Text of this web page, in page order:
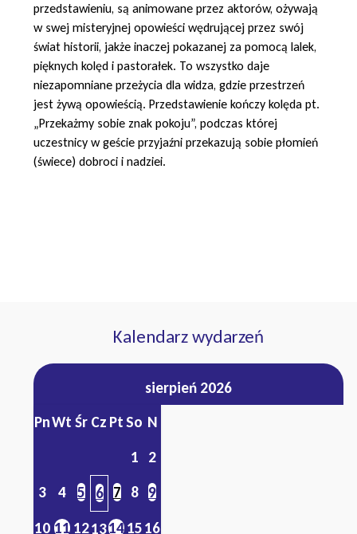
przedstawieniu, są animowane przez aktorów, ożywają
w swej misteryjnej opowieści wędrującej przez swój
świat historii, jakże inaczej pokazanej za pomocą lalek,
pięknych kolęd i pastorałek. To wszystko daje
niezapomniane przeżycia dla widza, gdzie przestrzeń
jest żywą opowieścią. Przedstawienie kończy kolęda pt.
„Przekażmy sobie znak pokoju”, podczas której
uczestnicy w geście przyjaźni przekazują sobie płomień
(świece) dobroci i nadziei.
Kalendarz wydarzeń
sierpień 2026
PnWt Śr Cz PtSo N
1
2
3
4 5 6 7 8 9
10 11 1213141516